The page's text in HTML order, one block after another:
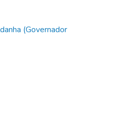
(Governador